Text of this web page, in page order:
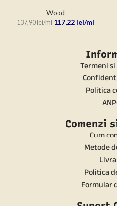
Wood
137,90lei 117,22 lei
Termeni
Politica
Comenzi
Cum
Metode
Politica
Formular